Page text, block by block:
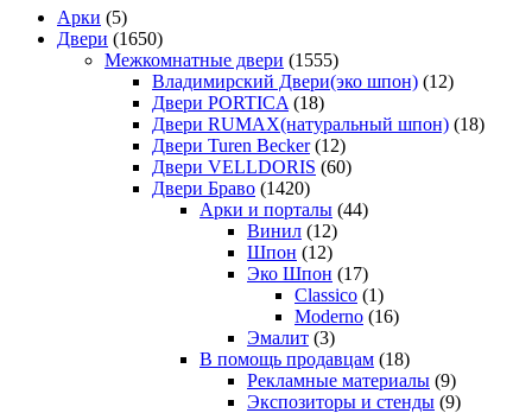
Арки (5)
Двери (1650)
Межкомнатные двери (1555)
Владимирский Двери(эко шпон) (12)
Двери PORTICA (18)
Двери RUMAX(натуральный шпон) (18)
Двери Turen Becker (12)
Двери VELLDORIS (60)
Двери Браво (1420)
Арки и порталы (44)
Винил (12)
Шпон (12)
Эко Шпон (17)
Classico (1)
Moderno (16)
Эмалит (3)
В помощь продавцам (18)
Рекламные материалы (9)
Экспозиторы и стенды (9)